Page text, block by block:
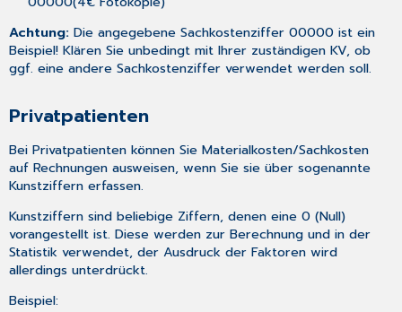
Achtung:Die angegebene Sachkostenziffer 00000 ist ein
Beispiel! Klären Sieunbedingt mit Ihrer zuständigen KV, ob
ggf. eine andere Sachkostenziffer verwendet werden soll.
Privatpatienten
Bei Privatpatienten können Sie Materialkosten/Sachkosten
auf Rechnungen ausweisen, wenn Sie sie über sogenannte
Kunstziffern erfassen.
Kunstziffern sind beliebige Ziffern, denen eine 0 (Null)
vorangestellt ist. Diese werden zur Berechnung und in der
Statistik verwendet, der Ausdruck der Faktoren wird
allerdings unterdrückt.
Beispiel: